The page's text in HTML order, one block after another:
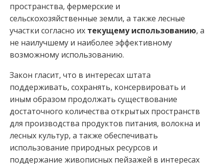
пространства, фермерские и
сельскохозяйственные земли, а также лесные
участки согласно их текущему использованию, а
не наилучшему и наиболее эффективному
возможному использованию.
Закон гласит, что в интересах штата
поддерживать, сохранять, консервировать и
иным образом продолжать существование
достаточного количества открытых пространств
для производства продуктов питания, волокна и
лесных культур, а также обеспечивать
использование природных ресурсов и
поддержание живописных пейзажей в интересах